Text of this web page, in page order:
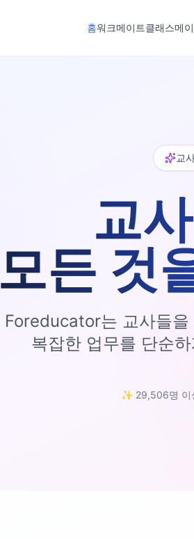
홈워크메이트클래스메
교
교
모든 것
Foreducator는 교사들을
복잡한 업무를 단순
✨ 29,506명 이